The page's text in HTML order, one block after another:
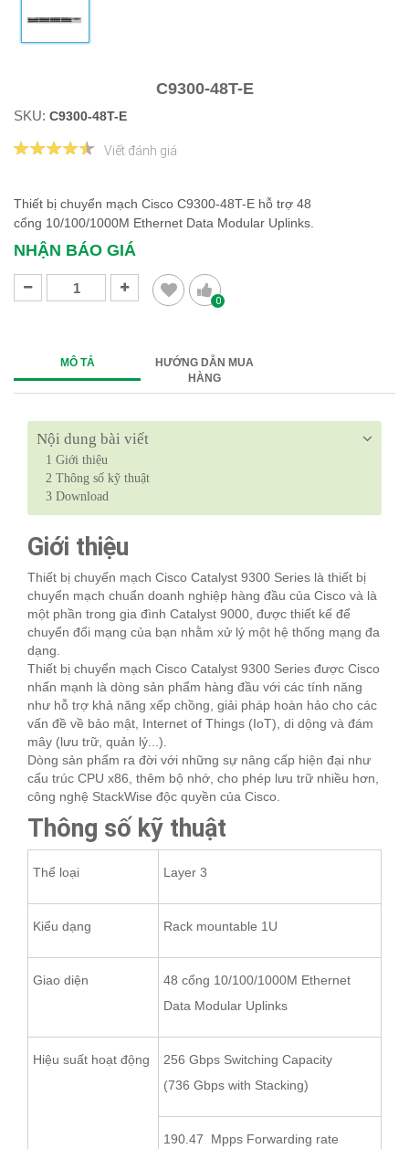
C9300-48T-E
SKU: C9300-48T-E
Viết đánh giá
Thiết bị chuyển mạch Cisco C9300-48T-E hỗ trợ 48
cổng 10/100/1000M Ethernet Data Modular Uplinks.
NHẬN BÁO GIÁ
0
MÔ TẢ
HƯỚNG DẪN MUA
HÀNG
Nội dung bài viết
1 Giới thiệu
2 Thông số kỹ thuật
3 Download
Giới thiệu
Thiết bị chuyển mạch Cisco Catalyst 9300 Series là thiết bị
chuyển mạch chuẩn doanh nghiệp hàng đầu của Cisco và là
một phần trong gia đình Catalyst 9000, được thiết kế để
chuyển đổi mạng của bạn nhằm xử lý một hệ thống mạng đa
dạng.
Thiết bị chuyển mạch Cisco Catalyst 9300 Series được Cisco
nhấn mạnh là dòng sản phẩm hàng đầu với các tính năng
như hỗ trợ khả năng xếp chồng, giải pháp hoàn hảo cho các
vấn đề về bảo mật, Internet of Things (IoT), di dộng và đám
mây (lưu trữ, quản lý...).
Dòng sản phẩm ra đời với những sự nâng cấp hiện đại như
cấu trúc CPU x86, thêm bộ nhớ, cho phép lưu trữ nhiều hơn,
công nghệ StackWise độc quyền của Cisco.
Thông số kỹ thuật
Thể loại Layer 3
Kiểu dạng Rack mountable 1U
Giao diện
48 cổng 10/100/1000M Ethernet
Data Modular Uplinks
Hiệu suất hoạt động
256 Gbps Switching Capacity
(736 Gbps with Stacking)
190.47 Mpps Forwarding rate